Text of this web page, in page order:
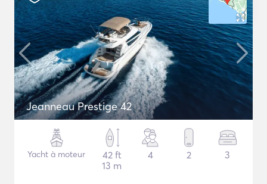
Jeanneau Prestige 42
Yacht à moteur
42 ft
13 m
4 2 3